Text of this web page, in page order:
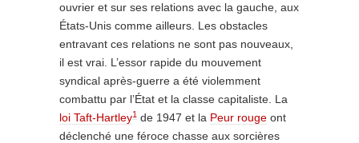
ouvrier et sur ses relations avec la gauche, aux
États-Unis comme ailleurs. Les obstacles
entravant ces relations ne sont pas nouveaux,
il est vrai. L’essor rapide du mouvement
syndical après-guerre a été violemment
combattu par l’État et la classe capitaliste. La
loi Taft-Hartley1 de 1947 et la Peur rouge ont
déclenché une féroce chasse aux sorcières